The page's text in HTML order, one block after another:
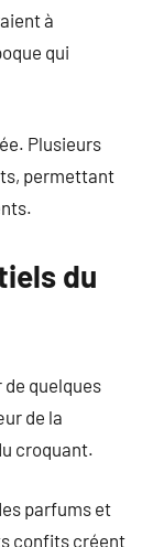
à
qui
Plusieurs
permettant
du
quelques
de la
croquant.
parfums et
confits créent